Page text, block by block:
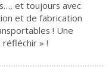
et toujours avec
et de fabrication
! Une
réfléchir » !